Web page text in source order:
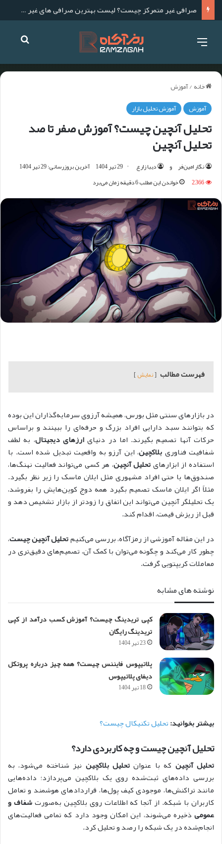
صرافی غیر متمرکز چیست؟ لیست بهترین صرافی های غیر متمرکز برای ایرانیان
خانه/آموزش
آموزش
آموزش تحلیل بازار
تحلیل آنچین چیست؟ آموزش صفر تا صد
تحلیل آنچین
نگار امین‌فر و دیبا زارع 29 تیر 1404
آخرین بروزرسانی: 29 تیر 1404
2,366
خواندن این مطلب 6 دقیقه زمان می‌برد
فهرست مطالب نمایش
در بازارهای سنتی مثل بورس، همیشه آرزوی سرمایه‌گذاران این بوده
که بتوانند سبد دارایی افراد بزرگ و حرفه‌ای را ببینند و براساس
حرکات آنها تصمیم بگیرند. اما در دنیایارزهای دیجیتال، به لطف
شفافیت فناوری بلاکچین، این آرزو به واقعیت تبدیل شده است. با
استفاده از ابزارهایتحلیل آنچین، هر کسی می‌تواند فعالیت نهنگ‌ها،
صندوق‌ها یا حتی افراد مشهوری مثل ایلان ماسک را زیر نظر بگیرد.
مثلاً اگر ایلان ماسک تصمیم بگیرد همه دوج کوین‌هایش را بفروشد،
یک تحلیلگر آنچین می‌تواند این اتفاق را زودتر از بازار تشخیص دهد و
قبل از ریزش قیمت، اقدام کند.
در این مقاله آموزشی از رمزآگاه، بررسی می‌کنیمتحلیل آنچین چیست،
چطور کار می‌کند و چگونه می‌توان با کمک آن، تصمیم‌های دقیق‌تری در
معاملات کریپتویی گرفت.
نوشته های مشابه
کپی تریدینگ چیست؟ آموزش کسب درآمد از کپی
تریدینگ رایگان
23 تیر 1404
پلاتیپوس فایننس چیست؟ همه چیز درباره پروتکل
دیفای پلاتیپوس
18 تیر 1404
بیشتر بخوانید:تحلیل تکنیکال چیست؟
تحلیل آنچین چیست و چه کاربردی دارد؟
تحلیل آنچین که با عنوان تحلیل بلاکچین نیز شناخته می‌شود، به
بررسی داده‌های ثبت‌شده روی یک بلاکچین می‌پردازد؛ داده‌هایی
مانند تراکنش‌ها، موجودی کیف پول‌ها، قراردادهای هوشمند و تعامل
کاربران با شبکه. از آنجا که اطلاعات روی بلاکچین به‌صورتشفاف و
عمومی ذخیره می‌شوند، این امکان وجود دارد که تمامی فعالیت‌های
انجام‌شده در یک شبکه را رصد و تحلیل کرد.